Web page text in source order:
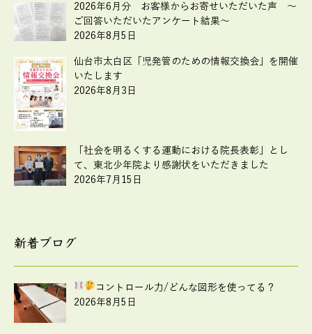
2026年6月分 お客様からお寄せいただいた声 ～
ご回答いただいたアンケート結果～
2026年8月5日
仙台市太白区「児発管のための情報交換会」を開催
いたします
2026年8月3日
「社会を明るくする運動における院長表彰」とし
て、東北少年院より感謝状をいただきました
2026年7月15日
新着ブログ
コントロール力/どんな図形を使ってる？
2026年8月5日